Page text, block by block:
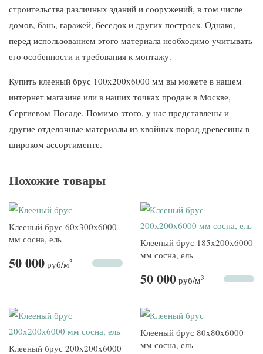
строительства различных зданий и сооружений, в том числе
домов, бань, гаражей, беседок и других построек. Однако,
перед использованием этого материала необходимо учитывать
его особенности и требования к монтажу.
Купить клееный брус 100x200x6000 мм вы можете в нашем
интернет магазине или в наших точках продаж в Москве,
Сергиевом-Посаде. Помимо этого, у нас представлены и
другие отделочные материалы из хвойных пород древесины в
широком ассортименте.
Похожие товары
Клееный брус 60x300x6000
мм сосна, ель
50 000 руб/м3
Клееный брус 185x200x6000
мм сосна, ель
50 000 руб/м3
Клееный брус 200x200x6000
Клееный брус 80x80x6000
мм сосна, ель